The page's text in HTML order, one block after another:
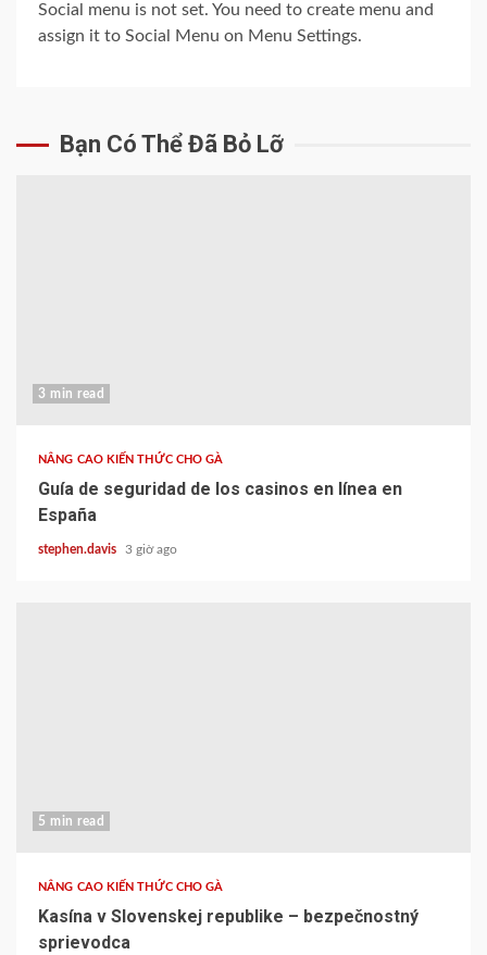
Social menu is not set. You need to create menu and
assign it to Social Menu on Menu Settings.
Bạn Có Thể Đã Bỏ Lỡ
3 min read
NÂNG CAO KIẾN THỨC CHO GÀ
Guía de seguridad de los casinos en línea en
España
stephen.davis 3 giờ ago
5 min read
NÂNG CAO KIẾN THỨC CHO GÀ
Kasína v Slovenskej republike – bezpečnostný
sprievodca